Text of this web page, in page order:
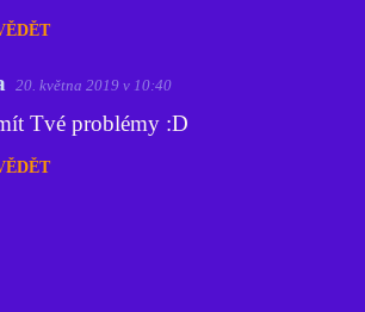
20. května 2019 v 10:40
Tvé problémy :D